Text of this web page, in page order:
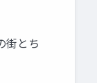
街とち